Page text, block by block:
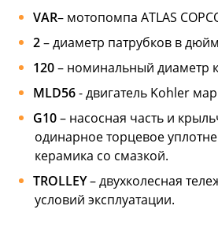
VAR– мотопомпа ATLAS
2– диаметр патрубков в
120– номинальный диаметр
MLD56- двигатель Kohler
G10– насосная часть и
одинарное торцевое
керамика со смазкой.
TROLLEY– двухколесная
условий эксплуатации.